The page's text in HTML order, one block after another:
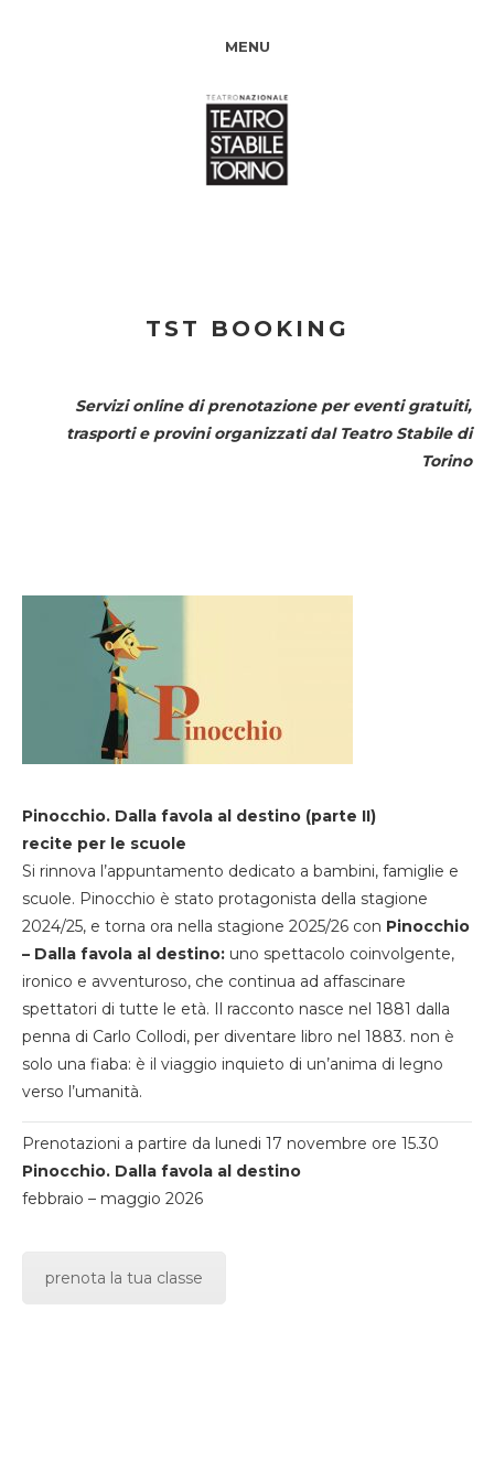
MENU
TST BOOKING
Servizi online di prenotazione per eventi gratuiti,
trasporti e provini organizzati dal Teatro Stabile di
Torino
Pinocchio. Dalla favola al destino (parte II)
recite per le scuole
Si rinnova l’appuntamento dedicato a bambini, famiglie e
scuole. Pinocchio è stato protagonista della stagione
2024/25, e torna ora nella stagione 2025/26 con Pinocchio
– Dalla favola al destino: uno spettacolo coinvolgente,
ironico e avventuroso, che continua ad affascinare
spettatori di tutte le età. Il racconto nasce nel 1881 dalla
penna di Carlo Collodi, per diventare libro nel 1883. non è
solo una fiaba: è il viaggio inquieto di un’anima di legno
verso l’umanità.
Prenotazioni a partire da lunedi 17 novembre ore 15.30
Pinocchio. Dalla favola al destino
febbraio – maggio 2026
prenota la tua classe